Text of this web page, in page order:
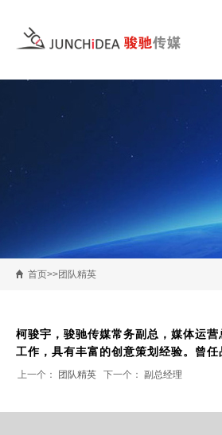
首页>>团队精英
柯骏宇，骏驰传媒常务副总，媒体运
工作，具有丰富的创意策划经验。曾
上一个： 团队精英 下一个： 副总经理